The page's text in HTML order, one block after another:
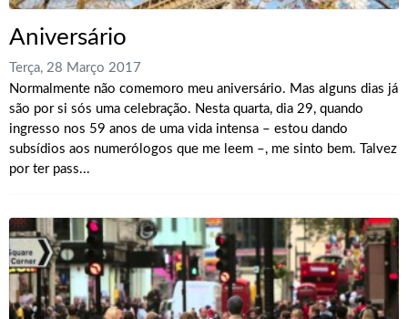
Aniversário
Terça, 28 Março 2017
Normalmente não comemoro meu aniversário. Mas alguns dias já
são por si sós uma celebração. Nesta quarta, dia 29, quando
ingresso nos 59 anos de uma vida intensa – estou dando
subsídios aos numerólogos que me leem –, me sinto bem. Talvez
por ter pass...